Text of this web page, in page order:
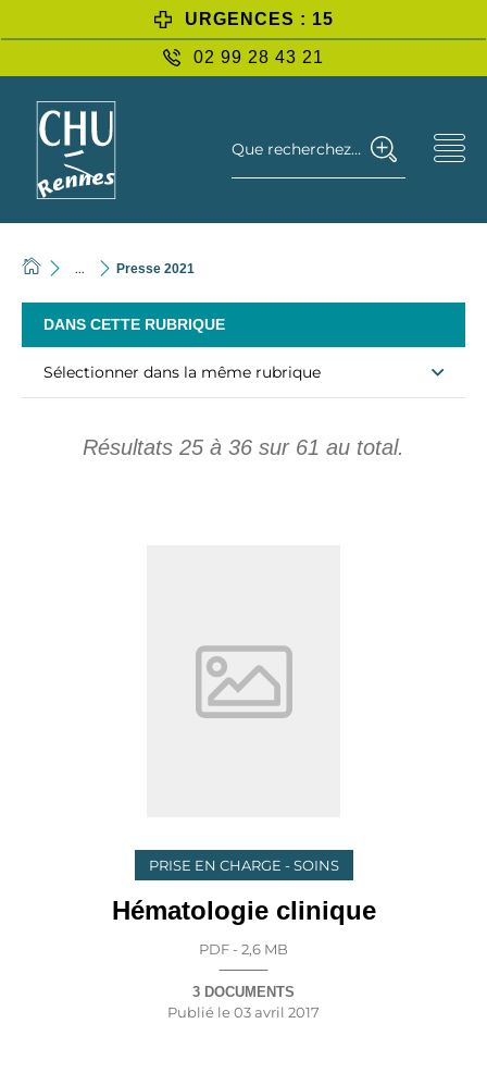
URGENCES : 15
02 99 28 43 21
Que recherchez-vous ?
... Presse 2021
DANS CETTE RUBRIQUE
Sélectionner dans la même rubrique
Résultats 25 à 36 sur 61 au total.
PRISE EN CHARGE - SOINS
Hématologie clinique
PDF - 2,6 MB
3 DOCUMENTS
Publié le03 avril 2017